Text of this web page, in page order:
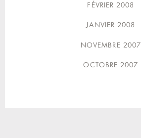
FÉVRIER 2008
JANVIER 2008
NOVEMBRE 2007
OCTOBRE 2007